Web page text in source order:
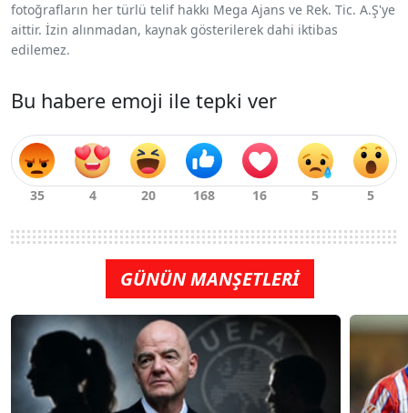
fotoğrafların her türlü telif hakkı Mega Ajans ve Rek. Tic. A.Ş'ye
aittir. İzin alınmadan, kaynak gösterilerek dahi iktibas
edilemez.
Bu habere emoji ile tepki ver
GÜNÜN MANŞETLERİ